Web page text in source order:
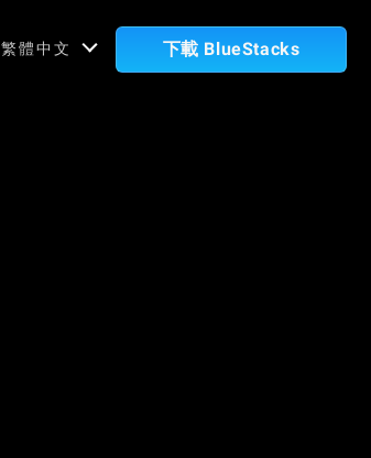
繁體中文 下載 BlueStacks